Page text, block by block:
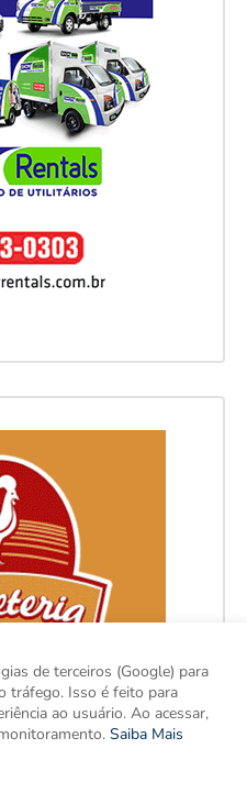
de terceiros (Google) para
tráfego. Isso é feito para
ao usuário. Ao acessar,
Saiba Mais